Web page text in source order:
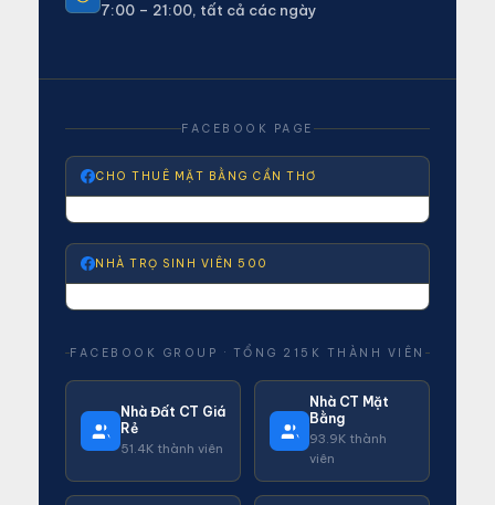
7:00 – 21:00, tất cả các ngày
FACEBOOK PAGE
CHO THUÊ MẶT BẰNG CẦN THƠ
NHÀ TRỌ SINH VIÊN 500
FACEBOOK GROUP · TỔNG 215K THÀNH VIÊN
Nhà Đất CT Giá
Rẻ
51.4K thành viên
Nhà CT Mặt
Bằng
93.9K thành
viên